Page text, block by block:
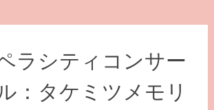
ラシティコンサー
：タケミツメモリ